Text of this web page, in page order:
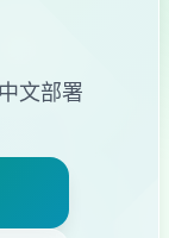
文部署